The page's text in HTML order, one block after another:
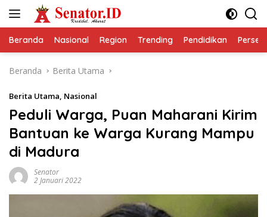
Beranda Nasional Region Trending Pendidikan
Beranda Berita Utama
Berita Utama, Nasional
Peduli Warga, Puan Maharani Kirim
Bantuan ke Warga Kurang Mampu
di Madura
Senator
2 Januari 2022